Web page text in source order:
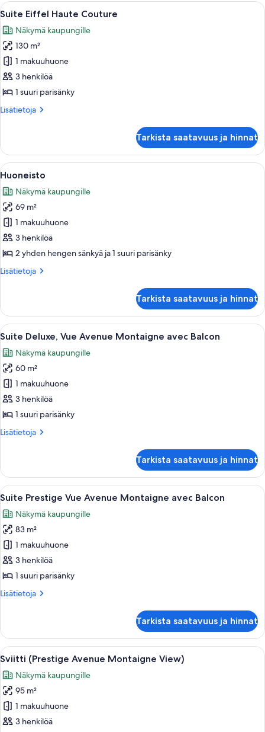
Avaa
kaikki
huonetyypin
Suite
Eiffel
Haute
Couture
Ylellinen huone, jossa on sohva,
6
Suite Eiffel Haute Couture
Näkymä kaupungille
130 m²
1 makuuhuone
3 henkilöä
1 suuri parisänky
Lisätietoja
Lisätietoja
Haute
Couture
Tarkista saatavuus ja hinnat
Avaa
kaikki
huonetyypin
Huoneisto
kuvat
Hotellihuone, jossa on suuri sänky,
5
Huoneisto
Näkymä kaupungille
69 m²
1 makuuhuone
3 henkilöä
2 yhden hengen sänkyä ja 1 suuri parisänky
Lisätietoja
Lisätietoja
Tarkista saatavuus ja hinnat
Avaa
kaikki
huonetyypin
Suite
Deluxe,
Vue
Avenue
avec
Moderni olohuone, jossa on
6
Suite Deluxe, Vue Avenue Montaigne avec Balcon
Näkymä kaupungille
60 m²
1 makuuhuone
3 henkilöä
1 suuri parisänky
Lisätietoja
Lisätietoja
Vue
Avenue
Montaigne
Balcon
Tarkista saatavuus ja hinnat
Avaa
kaikki
huonetyypin
Suite
Prestige
Vue
Avenue
avec
Ylellinen olohuone, jonka
5
Suite Prestige Vue Avenue Montaigne avec Balcon
Näkymä kaupungille
83 m²
1 makuuhuone
3 henkilöä
1 suuri parisänky
Lisätietoja
Lisätietoja
Vue
Avenue
Montaigne
Balcon
Tarkista saatavuus ja hinnat
Avaa
kaikki
huonetyypin
Sviitti
(Prestige
Avenue
Tyylikäs ja klassisesti sisustettu
4
Sviitti (Prestige Avenue Montaigne View)
Näkymä kaupungille
95 m²
1 makuuhuone
3 henkilöä